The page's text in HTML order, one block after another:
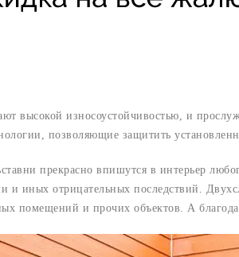
высокой износоустойчивостью, и
позволяющие защитить
прекрасно впишутся в интерьер
и иных отрицательных последствий.
помещений и прочих объектов. А